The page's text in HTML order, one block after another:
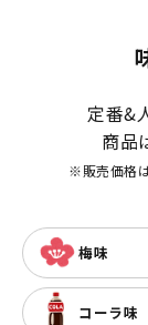
定番&
商品
※販売価格
梅味
コーラ味